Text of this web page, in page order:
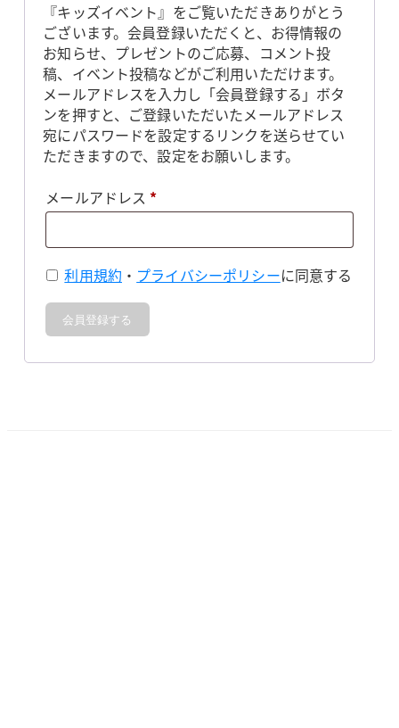
『キッズイベント』をご覧いただきありがとう
ございます。会員登録いただくと、お得情報の
お知らせ、プレゼントのご応募、コメント投
稿、イベント投稿などがご利用いただけます。
メールアドレスを入力し「会員登録する」ボタ
ンを押すと、ご登録いただいたメールアドレス
宛にパスワードを設定するリンクを送らせてい
ただきますので、設定をお願いします。
メールアドレス *必
利用規約 ・ プライバシーポリシーに同意する
会員登録する